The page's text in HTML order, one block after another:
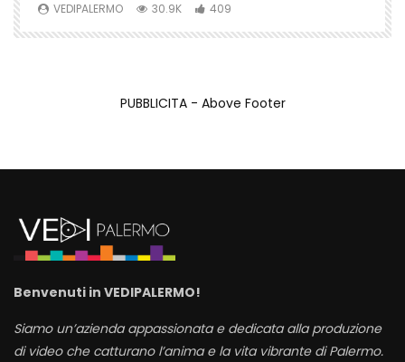
VEDIPALERMO 30.9K 409
PUBBLICITA - Above Footer
Benvenuti in VEDIPALERMO!
Siamo un’azienda appassionata e dedicata alla produzione
di video che catturano l’anima e la vita vibrante di Palermo.